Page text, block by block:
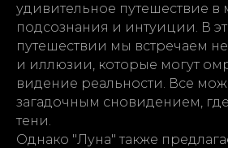
удивительное путешествие в
подсознания и интуиции. В
путешествии мы встречаем
и иллюзии, которые могут
видение реальности. Все
загадочным сновидением,
тени.
Однако "Луна" также